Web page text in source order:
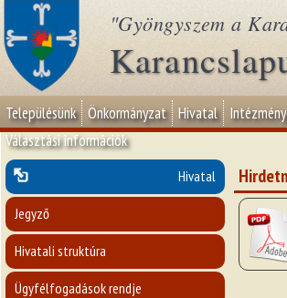
"Gyöngyszem a
Településünk Önkormányzat Hivatal
Választási információk
Hivatal
Jegyző
Hivatali struktúra
Ügyfélfogadások rendje